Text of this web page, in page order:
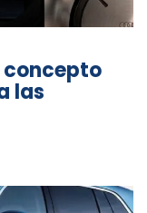
concepto
las